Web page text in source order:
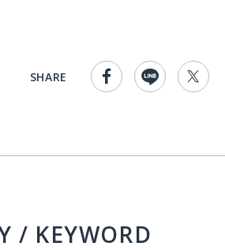
SHARE
/ KEYWORD